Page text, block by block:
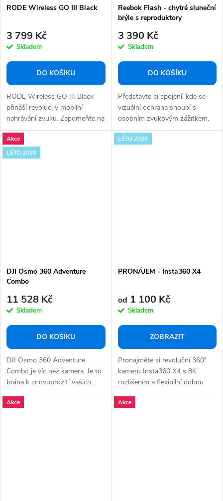
RODE Wireless GO III Black
3 799 Kč
Skladem
DO KOŠÍKU
RODE Wireless GO III Black
přináší revoluci v mobilní
nahrávání zvuku. Zapomeňte na
kompromisy a...
Reebok Flash - chytré sluneční
brýle s reproduktory
3 390 Kč
Skladem
DO KOŠÍKU
Představte si spojení, kde se
vizuální ochrana snoubí s
osobním zvukovým zážitkem.
Reebok Flash...
Akce
LÉTO 2026
DJI Osmo 360 Adventure
Combo
11 528 Kč
Skladem
DO KOŠÍKU
DJI Osmo 360 Adventure
Combo je víc než kamera. Je to
brána k znovuprožití vašich...
LÉTO 2026
PRONÁJEM - Insta360 X4
od 1 100 Kč
Skladem
ZOBRAZIT
Pronajměte si revoluční 360°
kameru Insta360 X4 s 8K
rozlišením a flexibilní dobou
zápůjčky od 2...
Akce Akce